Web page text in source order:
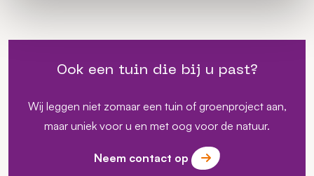
Ook een tuin die bij u past?
Wij leggen niet zomaar een tuin of groenproject aan,
maar uniek voor u en met oog voor de natuur.
Neem contact op